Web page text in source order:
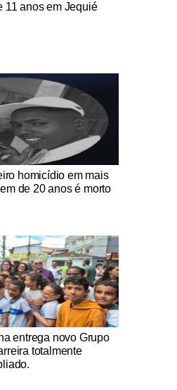
11 anos em Jequié
homicídio em mais
de 20 anos é morto
entrega novo Grupo
totalmente